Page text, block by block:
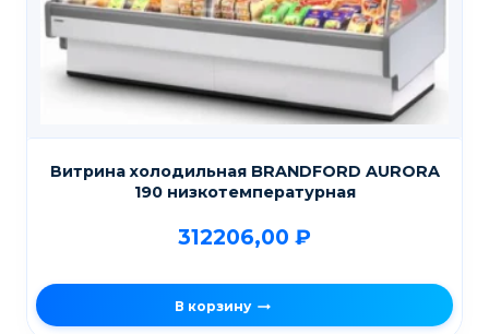
Витрина холодильная BRANDFORD AURORA
190 низкотемпературная
312206,00 ₽
В корзину